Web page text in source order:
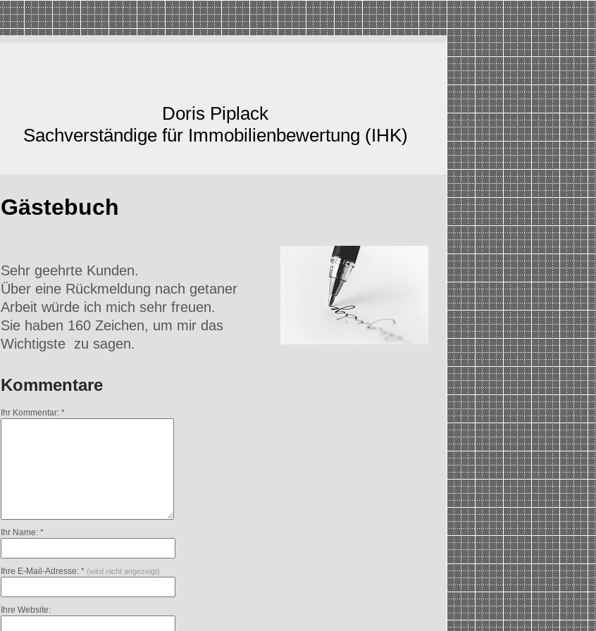
Doris Piplack
Sachverständige für Immobilienbewertung (IHK)
Gästebuch
Sehr geehrte Kunden.
Über eine Rückmeldung nach getaner
Arbeit würde ich mich sehr freuen.
Sie haben 160 Zeichen, um mir das
Wichtigste zu sagen.
Kommentare
Ihr Kommentar: *
Ihr Name: *
Ihre E-Mail-Adresse: * (wird nicht angezeigt)
Ihre Website: